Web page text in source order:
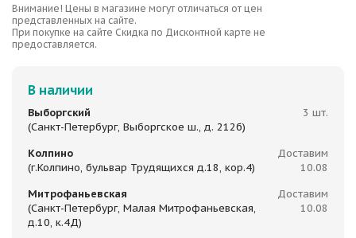
Внимание! Цены в магазине могут отличаться от цен
представленных на сайте.
При покупке на сайте Скидка по Дисконтной карте не
предоставляется.
В наличии
Выборгский
(Санкт-Петербург, Выборгское ш., д. 212б)
3 шт.
Колпино
(г.Колпино, бульвар Трудящихся д.18, кор.4)
Доставим
10.08
Митрофаньевская
(Санкт-Петербург, Малая Митрофаньевская,
д.10, к.4Д)
Доставим
10.08